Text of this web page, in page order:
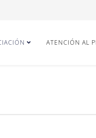
ATENCIÓN AL